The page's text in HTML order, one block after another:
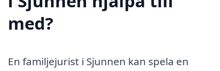
med?
En familjejurist i Sjunnen kan spela en